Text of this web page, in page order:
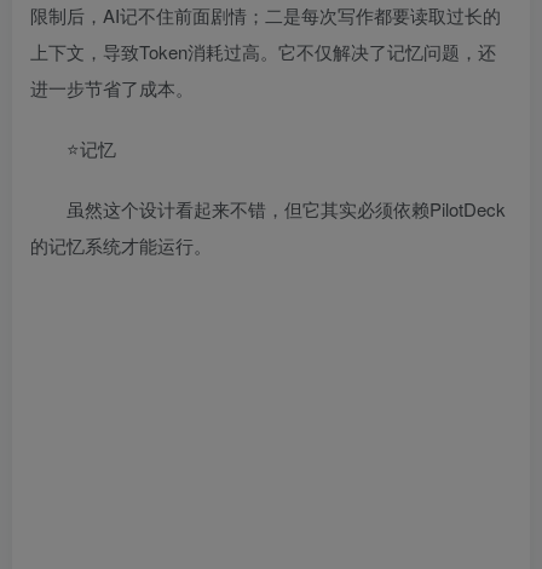
限制后，AI记不住前面剧情；二是每次写作都要读取过长的
上下文，导致Token消耗过高。它不仅解决了记忆问题，还
进一步节省了成本。
⭐记忆
虽然这个设计看起来不错，但它其实必须依赖PilotDeck
的记忆系统才能运行。